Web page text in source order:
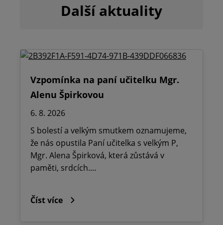
Další aktuality
Vzpomínka na paní učitelku Mgr.
Alenu Špirkovou
6. 8. 2026
S bolestí a velkým smutkem oznamujeme,
že nás opustila Paní učitelka s velkým P,
Mgr. Alena Špirková, která zůstává v
paměti, srdcích.…
Číst více